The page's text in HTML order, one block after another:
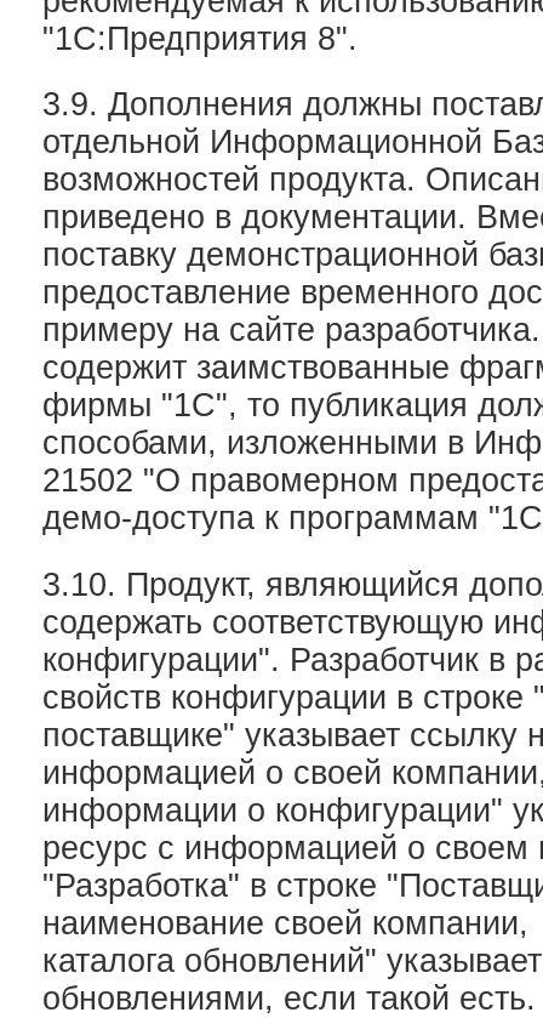
"1С:Предприятия 8".
3.9. Дополнения должны
отдельной Информационной
возможностей продукта.
приведено в документации.
поставку демонстрационной
предоставление временного
примеру на сайте
содержит заимствованные
фирмы "1С", то публикация
способами, изложенными в
21502 "О правомерном
демо-доступа к программам
3.10. Продукт, являющийся
содержать соответствующую
конфигурации". Разработчик в
свойств конфигурации в
поставщике" указывает ссылку
информацией о своей
информации о конфигурации"
ресурс с информацией о своем
"Разработка" в строке
наименование своей
каталога обновлений"
обновлениями, если такой есть.